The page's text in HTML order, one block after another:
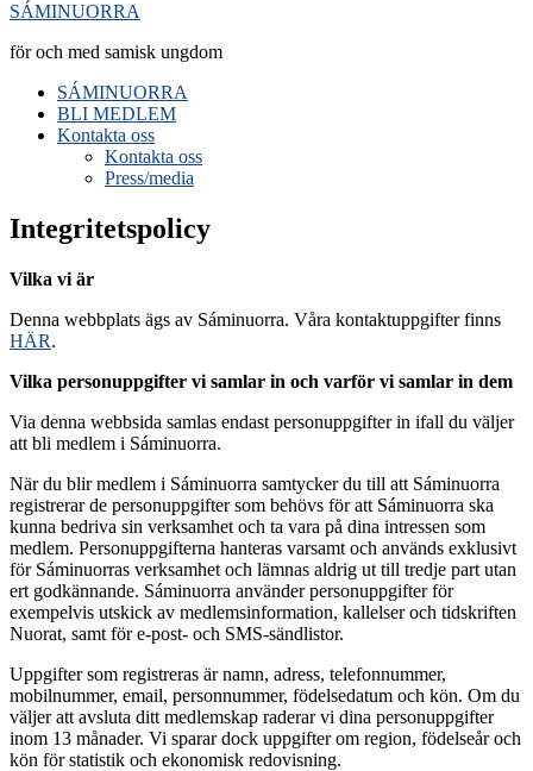
SÁMINUORRA
för och med samisk ungdom
SÁMINUORRA
BLI MEDLEM
Kontakta oss
Kontakta oss
Press/media
Integritetspolicy
Vilka vi är
Denna webbplats ägs av Sáminuorra. Våra kontaktuppgifter finns
HÄR.
Vilka personuppgifter vi samlar in och varför vi samlar in dem
Via denna webbsida samlas endast personuppgifter in ifall du väljer
att bli medlem i Sáminuorra.
När du blir medlem i Sáminuorra samtycker du till att Sáminuorra
registrerar de personuppgifter som behövs för att Sáminuorra ska
kunna bedriva sin verksamhet och ta vara på dina intressen som
medlem. Personuppgifterna hanteras varsamt och används exklusivt
för Sáminuorras verksamhet och lämnas aldrig ut till tredje part utan
ert godkännande. Sáminuorra använder personuppgifter för
exempelvis utskick av medlemsinformation, kallelser och tidskriften
Nuorat, samt för e-post- och SMS-sändlistor.
Uppgifter som registreras är namn, adress, telefonnummer,
mobilnummer, email, personnummer, födelsedatum och kön. Om du
väljer att avsluta ditt medlemskap raderar vi dina personuppgifter
inom 13 månader. Vi sparar dock uppgifter om region, födelseår och
kön för statistik och ekonomisk redovisning.